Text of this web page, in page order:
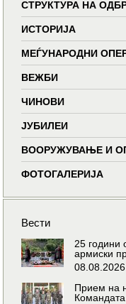
СТРУКТУРА НА
ИСТОРИЈА
МЕЃУНАРОДНИ
ВЕЖБИ
ЧИНОВИ
ЈУБИЛЕИ
ВООРУЖУВАЊЕ И
ФОТОГАЛЕРИЈА
Вести
25 години
армиски
08.08.2026
Прием на